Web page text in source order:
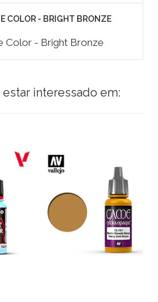
COLOR - BRIGHT BRONZE
Color - Bright Bronze
interessado em: